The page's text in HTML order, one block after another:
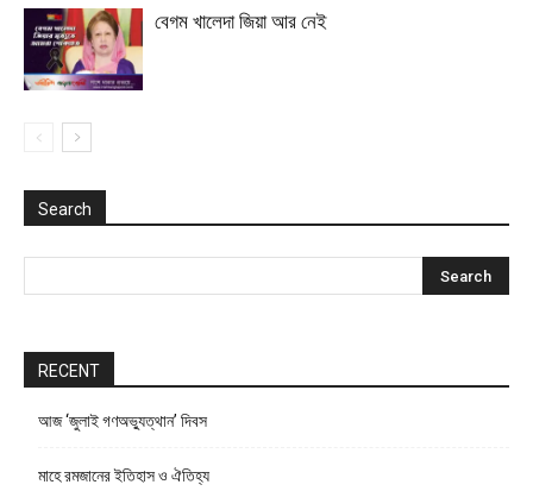
বেগম খালেদা জিয়া আর নেই
Search
RECENT
আজ ‘জুলাই গণঅভ্যুত্থান’ দিবস
মাহে রমজানের ইতিহাস ও ঐতিহ্য